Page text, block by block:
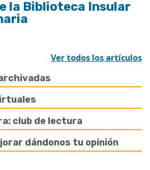
club de lectura
dándonos tu opinión
la Biblioteca Insular
Ver todos los artículos